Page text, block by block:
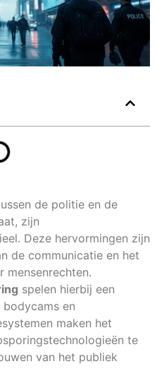
de politie en de
zijn
Deze hervormingen zijn
de communicatie en het
mensenrechten.
spelen hierbij een
en
maken het
te
van het publiek